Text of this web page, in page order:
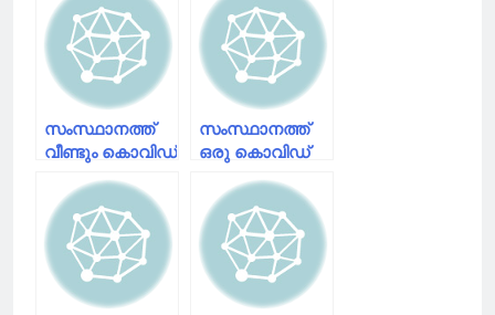
സംസ്ഥാനത്ത്
വീണ്ടും കൊവിഡ്
മരണം; മരിച്ചത്
കൊല്ലം
സ്വദേശി, മുങ്ങി
മരിച്ച വൃദ്ധക്കും
കൊവിഡ്
സ്ഥിരീകരിച്ചു
സംസ്ഥാനത്ത്
ഒരു കൊവിഡ്
മരണം കൂടി